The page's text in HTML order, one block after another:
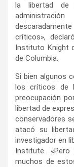
la libertad de
críticos»,
Instituto Knight
de Columbia.
Si bien algunos
los críticos de
preocupación
libertad de
conservadores
atacó su
investigador en
Institute.
muchos de